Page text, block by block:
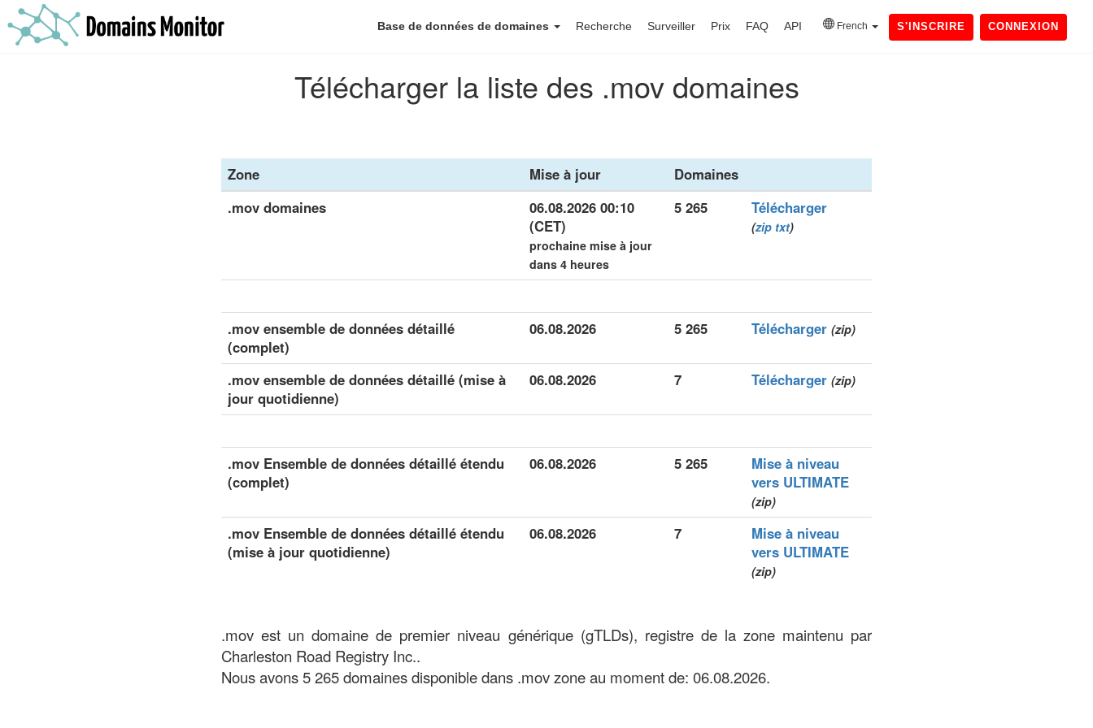
Base de données de domaines Recherche Surveiller Prix FAQ API French S'INSCRIRE CONNEXION
Télécharger la liste des .mov domaines
Zone Mise à jour
Domaines
.mov domaines
06.08.2026 00:10
(CET)
prochaine mise à jour
dans 4 heures
5 265 Télécharger
(zip txt)
.mov ensemble de données détaillé
(complet)
06.08.2026 5 265 Télécharger (zip)
.mov ensemble de données détaillé (mise à
jour quotidienne)
06.08.2026 7 Télécharger (zip)
.mov Ensemble de données détaillé étendu
(complet)
06.08.2026 5 265
Mise à niveau
vers ULTIMATE
(zip)
.mov Ensemble de données détaillé étendu
(mise à jour quotidienne)
06.08.2026 7
Mise à niveau
vers ULTIMATE
(zip)
.mov est un domaine de premier niveau générique (gTLDs), registre de la zone maintenu par
Charleston Road Registry Inc..
Nous avons 5 265 domaines disponible dans .mov zone au moment de: 06.08.2026.